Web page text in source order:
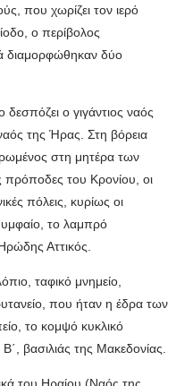
που χωρίζει τον ιερό
ο περίβολος
διαμορφώθηκαν δύο
ο γιγάντιος ναός
της Ήρας. Στη βόρεια
στη μητέρα των
του Κρονίου, οι
πόλεις, κυρίως οι
το λαμπρό
Αττικός.
ταφικό μνημείο,
που ήταν η έδρα των
το κομψό κυκλικό
βασιλιάς της Μακεδονίας.
του Ηραίου (Ναός της